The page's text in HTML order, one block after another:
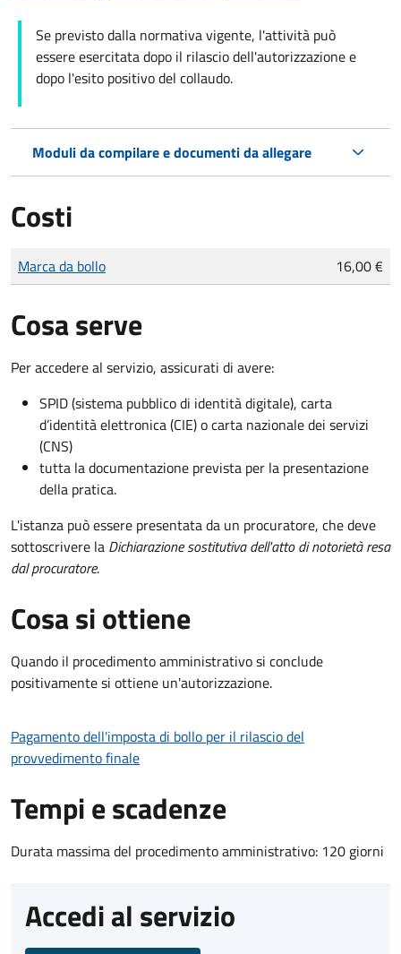
Se previsto dalla normativa vigente, l'attività può
essere esercitata dopo il rilascio dell'autorizzazione e
dopo l'esito positivo del collaudo.
Moduli da compilare e documenti da allegare
Costi
Tipo di pagamento
Importo
Marca da bollo 16,00 €
Cosa serve
Per accedere al servizio, assicurati di avere:
SPID (sistema pubblico di identità digitale), carta
d’identità elettronica (CIE) o carta nazionale dei servizi
(CNS)
tutta la documentazione prevista per la presentazione
della pratica.
L'istanza può essere presentata da un procuratore, che deve
sottoscrivere la Dichiarazione sostitutiva dell'atto di notorietà resa
dal procuratore.
Cosa si ottiene
Quando il procedimento amministrativo si conclude
positivamente si ottiene un'autorizzazione.
Pagamento dell'imposta di bollo per il rilascio del
provvedimento finale
Tempi e scadenze
Durata massima del procedimento amministrativo: 120 giorni
Accedi al servizio